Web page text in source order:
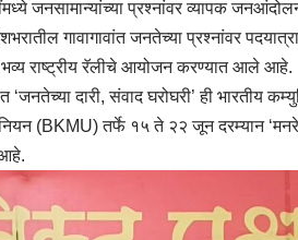
जनसामान्यांच्या प्रश्नांवर व्यापक जनआंदोलन
गावागावांत जनतेच्या प्रश्नांवर
भव्य राष्ट्रीय रॅलीचे आयोजन करण्यात आले आहे.
दारी, संवाद घरोघरी’ ही भारतीय
(BKMU) तर्फे १५ ते २२ जून दरम्यान
आहे.